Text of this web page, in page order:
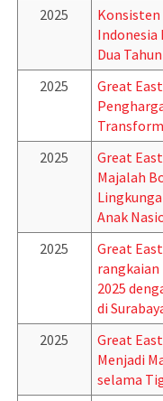
2025
Indonesia
Dua
2025
Great
2025
Great
Majalah
Anak
2025
Great
2025
di
2025
Great
Menjadi
selama